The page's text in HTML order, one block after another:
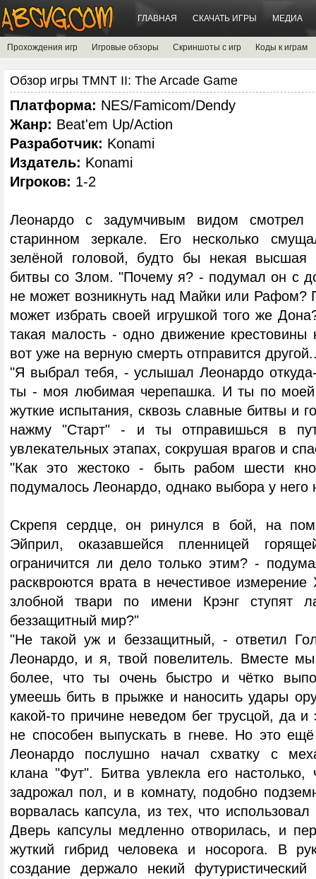
ГЛАВНАЯ СКАЧАТЬ ИГРЫ МЕДИА
Прохождения игр Игровые обзоры Скриншоты с игр Коды к играм
Обзор игры TMNT II: The Arcade Game
Платформа: NES/Famicom/Dendy
Жанр: Beat'em Up/Action
Разработчик: Konami
Издатель: Konami
Игроков: 1-2
Леонардо с задумчивым видом смотрел
старинном зеркале. Его несколько
зелёной головой, будто бы некая
битвы со Злом. "Почему я? - подумал он с
не может возникнуть над Майки или Рафом?
может избрать своей игрушкой того же
такая малость - одно движение крестовины
вот уже на верную смерть отправится
"Я выбрал тебя, - услышал Леонардо
ты - моя любимая черепашка. И ты по моей
жуткие испытания, сквозь славные битвы и
нажму "Старт" - и ты отправишься в
увлекательных этапах, сокрушая врагов и
"Как это жестоко - быть рабом шести
подумалось Леонардо, однако выбора у него
Скрепя сердце, он ринулся в бой, на
Эйприл, оказавшейся пленницей
ограничится ли дело только этим? -
расквроются врата в нечестивое
злобной твари по имени Крэнг ступят
беззащитный мир?"
"Не такой уж и беззащитный, - ответил
Леонардо, и я, твой повелитель. Вместе
более, что ты очень быстро и чётко
умеешь бить в прыжке и наносить удары
какой-то причине неведом бег трусцой, да
не способен выпускать в гневе. Но это
Леонардо послушно начал схватку с
клана "Фут". Битва увлекла его
задрожал пол, и в комнату, подобно
ворвалась капсула, из тех, что
Дверь капсулы медленно отворилась, и
жуткий гибрид человека и носорога. В
создание держало некий